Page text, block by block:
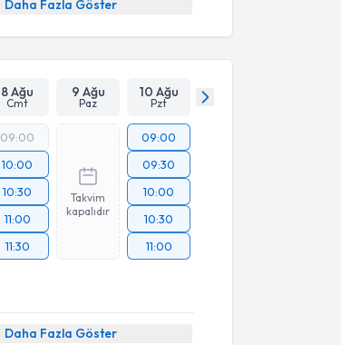
Daha Fazla Göster
8 Ağu
Cmt
9 Ağu
Paz
10 Ağu
Pzt
09:00
10:00
10:30
11:00
11:30
Takvim
kapalıdır
09:00
09:30
10:00
10:30
11:00
Daha Fazla Göster